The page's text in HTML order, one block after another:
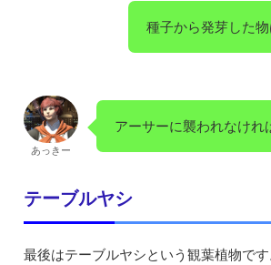
種子から発芽した
あっきー
アーサーに襲われなけれ
テーブルヤシ
最後はテーブルヤシという観葉植物です